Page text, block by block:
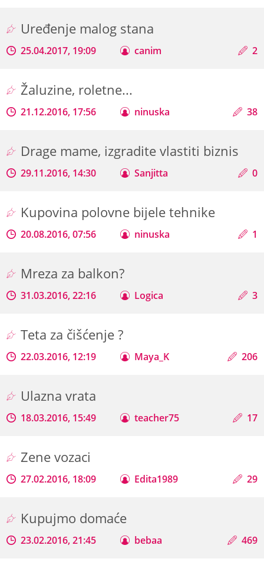
Uređenje malog stana
25.04.2017, 19:09 canim 2
Žaluzine, roletne...
21.12.2016, 17:56 ninuska 38
Drage mame, izgradite vlastiti biznis
29.11.2016, 14:30 Sanjitta 0
Kupovina polovne bijele tehnike
20.08.2016, 07:56 ninuska 1
Mreza za balkon?
31.03.2016, 22:16 Logica 3
Teta za čišćenje ?
22.03.2016, 12:19 Maya_K 206
Ulazna vrata
18.03.2016, 15:49 teacher75 17
Zene vozaci
27.02.2016, 18:09 Edita1989 29
Kupujmo domaće
23.02.2016, 21:45 bebaa 469